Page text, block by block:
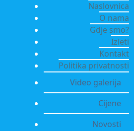
Naslovnica
O nama
Gdje smo?
Izleti
Kontakt
Politika privatnosti
Video galerija
Cijene
Novosti